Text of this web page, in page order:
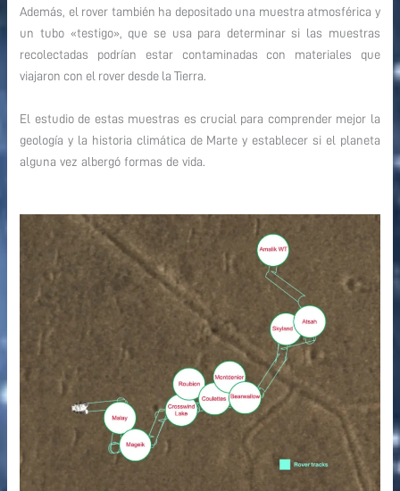
Además, el rover también ha depositado una muestra atmosférica y
un tubo «testigo», que se usa para determinar si las muestras
recolectadas podrían estar contaminadas con materiales que
viajaron con el rover desde la Tierra.
El estudio de estas muestras es crucial para comprender mejor la
geología y la historia climática de Marte y establecer si el planeta
alguna vez albergó formas de vida.